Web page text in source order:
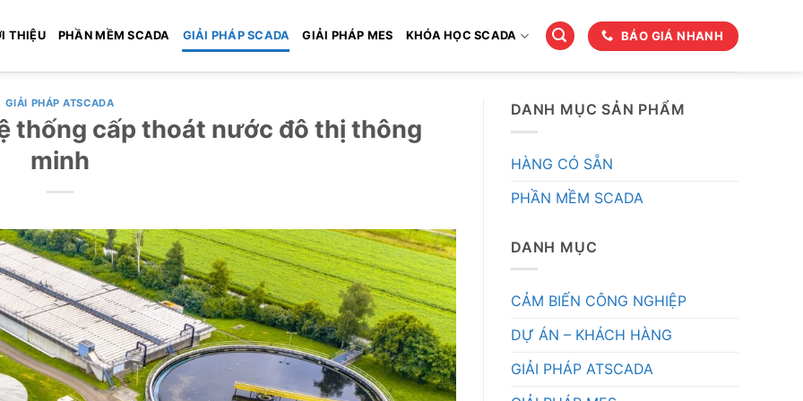
THIỆU PHẦN MỀM SCADA GIẢI PHÁP SCADA GIẢI PHÁP MES KHÓA HỌC SCADA BÁO GIÁ NHANH
GIẢI PHÁP ATSCADA
thống cấp thoát nước đô thị thông
minh
DANH MỤC SẢN PHẨM
HÀNG CÓ SẴN
PHẦN MỀM SCADA
DANH MỤC
CẢM BIẾN CÔNG NGHIỆP
DỰ ÁN – KHÁCH HÀNG
GIẢI PHÁP ATSCADA